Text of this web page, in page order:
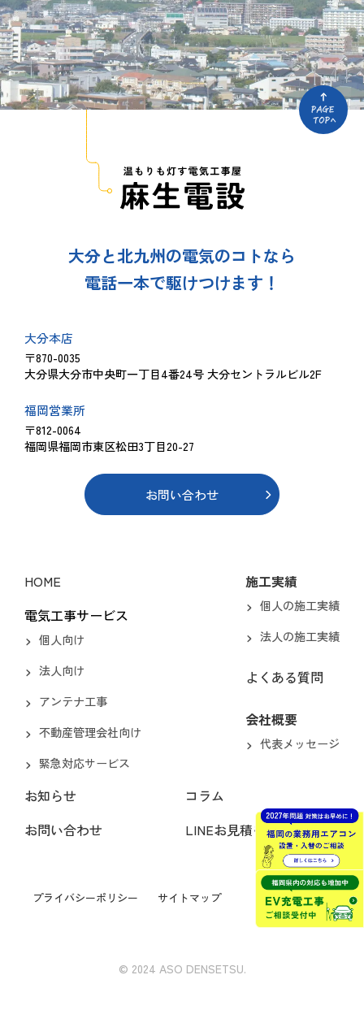
大分と北九州の電気のコトなら
電話一本で駆けつけます！
大分本店
〒870-0035
大分県大分市中央町一丁目4番24号 大分セントラルビル2F
福岡営業所
〒812-0064
福岡県福岡市東区松田3丁目20-27
お問い合わせ
HOME
電気工事サービス
個人向け
法人向け
アンテナ工事
不動産管理会社向け
緊急対応サービス
施工実績
個人の施工実績
法人の施工実績
よくある質問
会社概要
代表メッセージ
お知らせ
コラム
お問い合わせ
LINEお見積もり
プライバシーポリシー サイトマップ
© 2024 ASO DENSETSU.